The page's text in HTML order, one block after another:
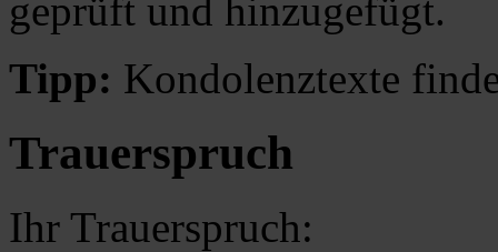
geprüft und hinzugefügt.
Tipp: Kondolenztexte
Trauerspruch
Ihr Trauerspruch: